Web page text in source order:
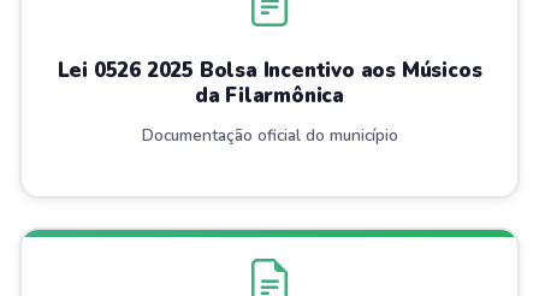
Lei 0526 2025 Bolsa Incentivo aos Músicos
da Filarmônica
Documentação oficial do município